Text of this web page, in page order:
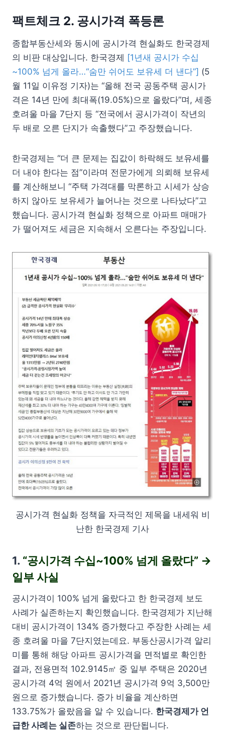
팩트체크 2. 공시가격 폭등론
종합부동산세와 동시에 공시가격 현실화도 한국경제
의 비판 대상입니다. 한국경제 [1년새 공시가 수십
~100% 넘게 올라…“숨만 쉬어도 보유세 더 낸다”] (5
월 11일 이유정 기자)는 “올해 전국 공동주택 공시가
격은 14년 만에 최대폭(19.05%)으로 올랐다”며, 세종
호려울 마을 7단지 등 “전국에서 공시가격이 작년의
두 배로 오른 단지가 속출했다”고 주장했습니다.
한국경제는 “더 큰 문제는 집값이 하락해도 보유세를
더 내야 한다는 점”이라며 전문가에게 의뢰해 보유세
를 계산해보니 “주택 가격대를 막론하고 시세가 상승
하지 않아도 보유세가 늘어나는 것으로 나타났다”고
했습니다. 공시가격 현실화 정책으로 아파트 매매가
가 떨어져도 세금은 지속해서 오른다는 주장입니다.
공시가격 현실화 정책을 자극적인 제목을 내세워 비
난한 한국경제 기사
1. “공시가격 수십~100% 넘게 올랐다” →
일부 사실
공시가격이 100% 넘게 올랐다고 한 한국경제 보도
사례가 실존하는지 확인했습니다. 한국경제가 지난해
대비 공시가격이 134% 증가했다고 주장한 사례는 세
종 호려울 마을 7단지였는데요. 부동산공시가격 알리
미를 통해 해당 아파트 공시가격을 면적별로 확인한
결과, 전용면적 102.9145㎡ 중 일부 주택은 2020년
공시가격 4억 원에서 2021년 공시가격 9억 3,500만
원으로 증가했습니다. 증가 비율을 계산하면
133.75%가 올랐음을 알 수 있습니다. 한국경제가 언
급한 사례는 실존하는 것으로 판단됩니다.